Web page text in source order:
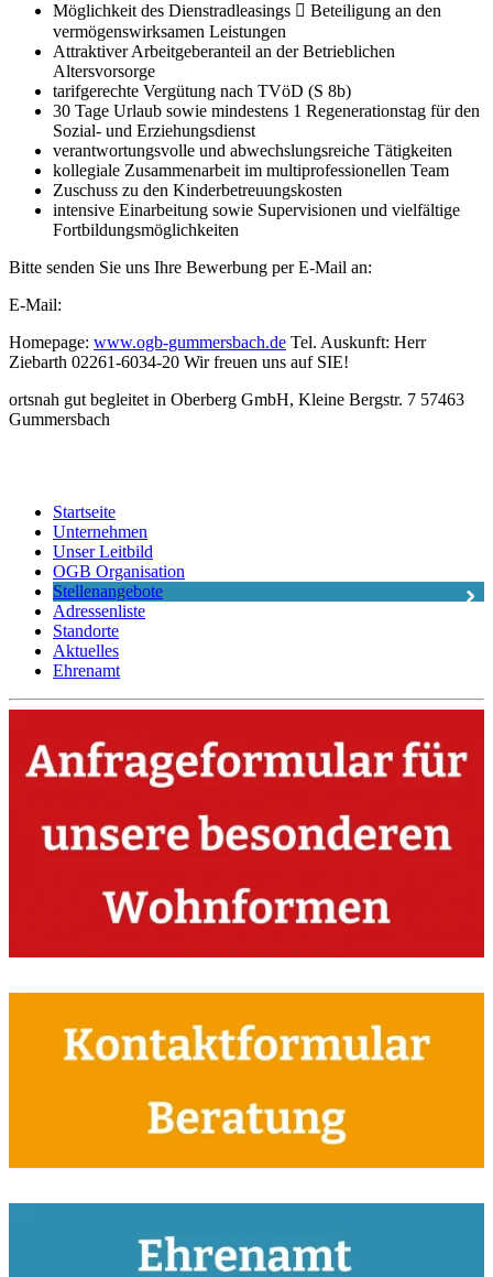
Möglichkeit des Dienstradleasings  Beteiligung an den
vermögenswirksamen Leistungen
Attraktiver Arbeitgeberanteil an der Betrieblichen
Altersvorsorge
tarifgerechte Vergütung nach TVöD (S 8b)
30 Tage Urlaub sowie mindestens 1 Regenerationstag für den
Sozial- und Erziehungsdienst
verantwortungsvolle und abwechslungsreiche Tätigkeiten
kollegiale Zusammenarbeit im multiprofessionellen Team
Zuschuss zu den Kinderbetreuungskosten
intensive Einarbeitung sowie Supervisionen und vielfältige
Fortbildungsmöglichkeiten
Bitte senden Sie uns Ihre Bewerbung per E-Mail an:
E-Mail:
Homepage: www.ogb-gummersbach.de Tel. Auskunft: Herr
Ziebarth 02261-6034-20 Wir freuen uns auf SIE!
ortsnah gut begleitet in Oberberg GmbH, Kleine Bergstr. 7 57463
Gummersbach
Startseite
Unternehmen
Unser Leitbild
OGB Organisation
Stellenangebote
Adressenliste
Standorte
Aktuelles
Ehrenamt